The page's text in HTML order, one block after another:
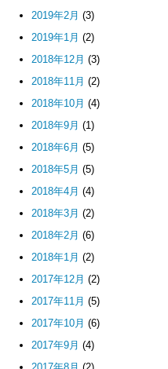
2019年2月 (3)
2019年1月 (2)
2018年12月 (3)
2018年11月 (2)
2018年10月 (4)
2018年9月 (1)
2018年6月 (5)
2018年5月 (5)
2018年4月 (4)
2018年3月 (2)
2018年2月 (6)
2018年1月 (2)
2017年12月 (2)
2017年11月 (5)
2017年10月 (6)
2017年9月 (4)